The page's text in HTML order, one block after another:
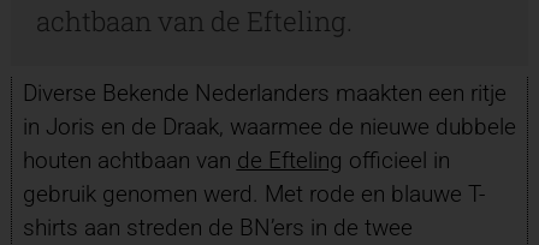
achtbaan van de Efteling.
Diverse Bekende Nederlanders maakten een ritje
in Joris en de Draak, waarmee de nieuwe dubbele
houten achtbaan van de Efteling officieel in
gebruik genomen werd. Met rode en blauwe T-
shirts aan streden de BN’ers in de twee